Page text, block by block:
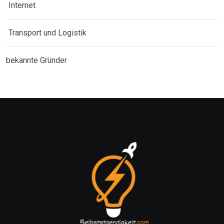
Internet
Transport und Logistik
bekannte Gründer